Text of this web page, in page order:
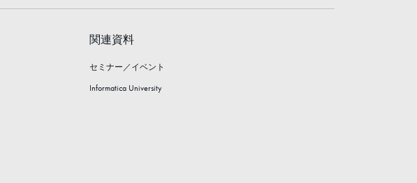
関連資料
セミナー／イベント
Informatica University